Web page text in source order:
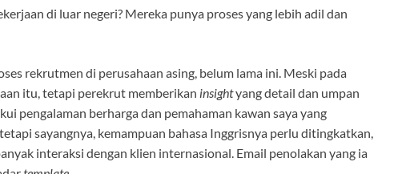
di luar negeri? Mereka punya proses yang lebih adil dan
rekrutmen di perusahaan asing, belum lama ini. Meski pada
itu, tetapi perekrut memberikan insightyang detail dan umpan
pengalaman berharga dan pemahaman kawan saya yang
sayangnya, kemampuan bahasa Inggrisnya perlu ditingkatkan,
interaksi dengan klien internasional. Email penolakan yang ia